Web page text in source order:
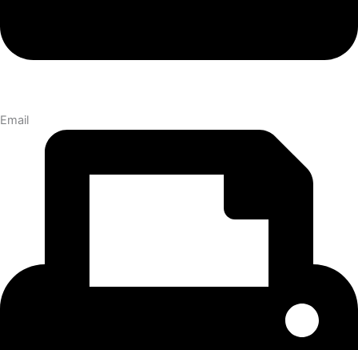
Email